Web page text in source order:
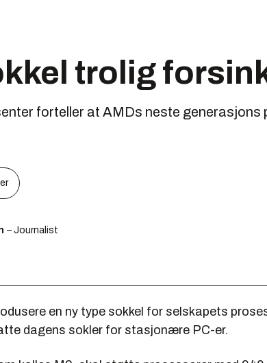
trolig
forteller at AMDs neste generasjons
– Journalist
en ny type sokkel for selskapets
dagens sokler for stasjonære PC-er.